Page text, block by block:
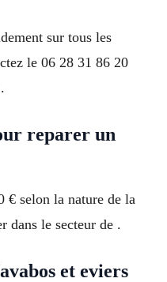
sur tous les
le 06 28 31 86 20
reparer un
€ selon la nature de la
dans le secteur de .
et eviers